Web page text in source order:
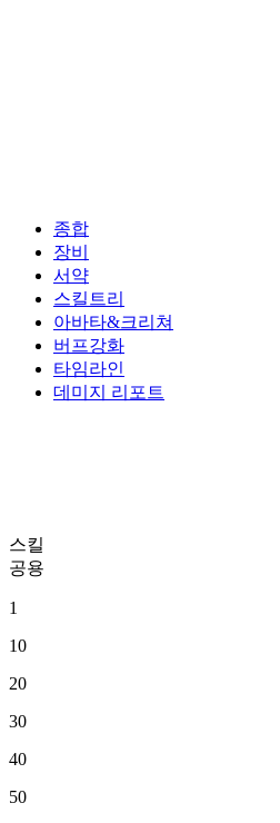
종합
장비
서약
스킬트리
아바타&크리쳐
버프강화
타임라인
데미지 리포트
스킬
공용
1
10
20
30
40
50